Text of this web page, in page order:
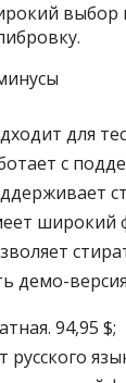
выбор
для
с
широкий
демо-
94,95 $;
русского